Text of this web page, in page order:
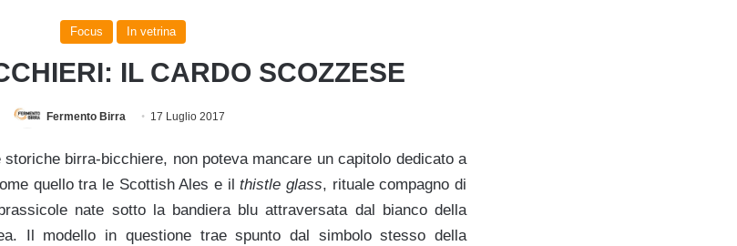
Focus In vetrina
IL CARDO SCOZZESE
Fermento Birra 17 Luglio 2017
birra-bicchiere, non poteva mancare un capitolo dedicato a
quello tra le Scottish Ales e ilthistle glass, rituale compagno di
nate sotto la bandiera blu attraversata dal bianco della
Il modello in questione trae spunto dal simbolo stesso della